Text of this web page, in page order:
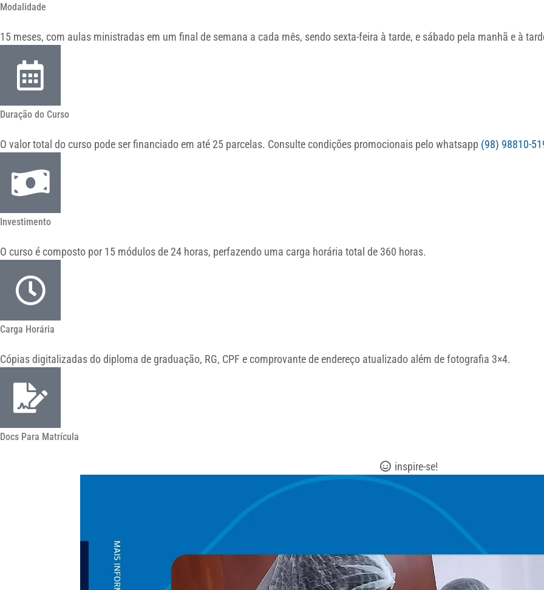
Modalidade
15 meses, com aulas ministradas em um final de semana a cada mês, sendo sexta-feira à tarde, e sábado pela manhã e à
Duração do Curso
O valor total do curso pode ser financiado em até 25 parcelas. Consulte condições promocionais pelo whatsapp (98) 98810-
Investimento
O curso é composto por 15 módulos de 24 horas, perfazendo uma carga horária total de 360 horas.
Carga Horária
Cópias digitalizadas do diploma de graduação, RG, CPF e comprovante de endereço atualizado além de fotografia 3×4.
Docs Para Matrícula
inspire-se!